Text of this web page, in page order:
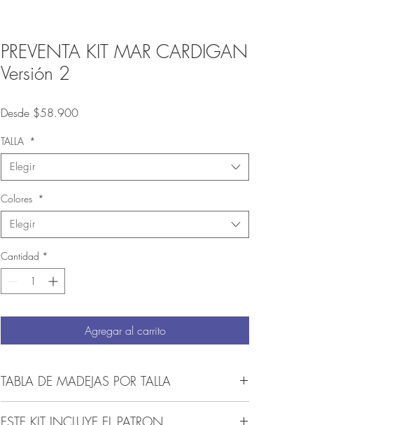
PREVENTA KIT MAR CARDIGAN
Versión 2
Desde $58.900Precio de oferta
TALLA *
Elegir
Colores *
Elegir
Cantidad *
Agregar al carrito
TABLA DE MADEJAS POR TALLA
ESTE KIT INCLUYE EL PATRON